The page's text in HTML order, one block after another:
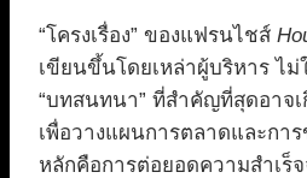
“โครงเรื่อง” ของแฟรนไชส์
เขียนขึ้นโดยเหล่าผู้บริหาร ไม่
“บทสนทนา” ที่สำคัญที่สุดอาจ
เพื่อวางแผนการตลาดและกา
หลักคือการต่อยอดความสำเร็